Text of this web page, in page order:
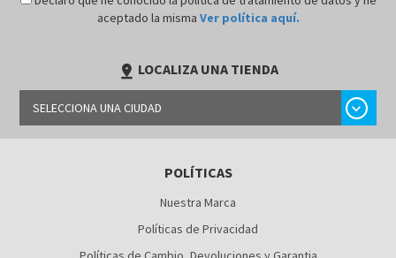
aceptado la misma Ver política aquí.
pin_drop LOCALIZA UNA TIENDA
SELECCIONA UNA CIUDAD chevron_right
BARRANQUILLA
POLÍTICAS
Nuestra Marca
Políticas de Privacidad